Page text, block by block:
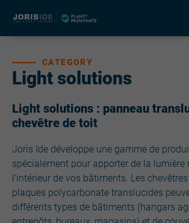
Light solutions
CATEGORY
Light solutions : panneau
chevêtre de toit
Joris Ide développe une gamme de
spécialement pour apporter de la lumière
l’intérieur de vos bâtiments. Les
plaques polycarbonate translucides
différents types de bâtiments (hangars